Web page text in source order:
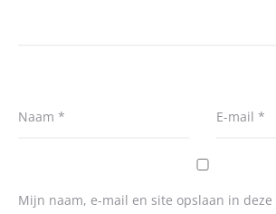
Naam * E-mail *
Mijn naam, e-mail en site opslaan in